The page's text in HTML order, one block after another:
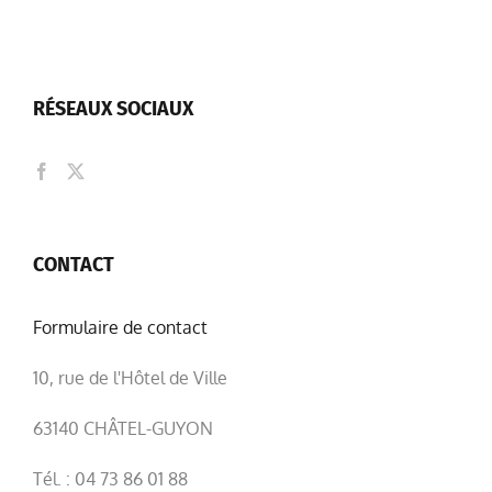
RÉSEAUX SOCIAUX
CONTACT
Formulaire de contact
10, rue de l'Hôtel de Ville
63140 CHÂTEL-GUYON
Tél. : 04 73 86 01 88